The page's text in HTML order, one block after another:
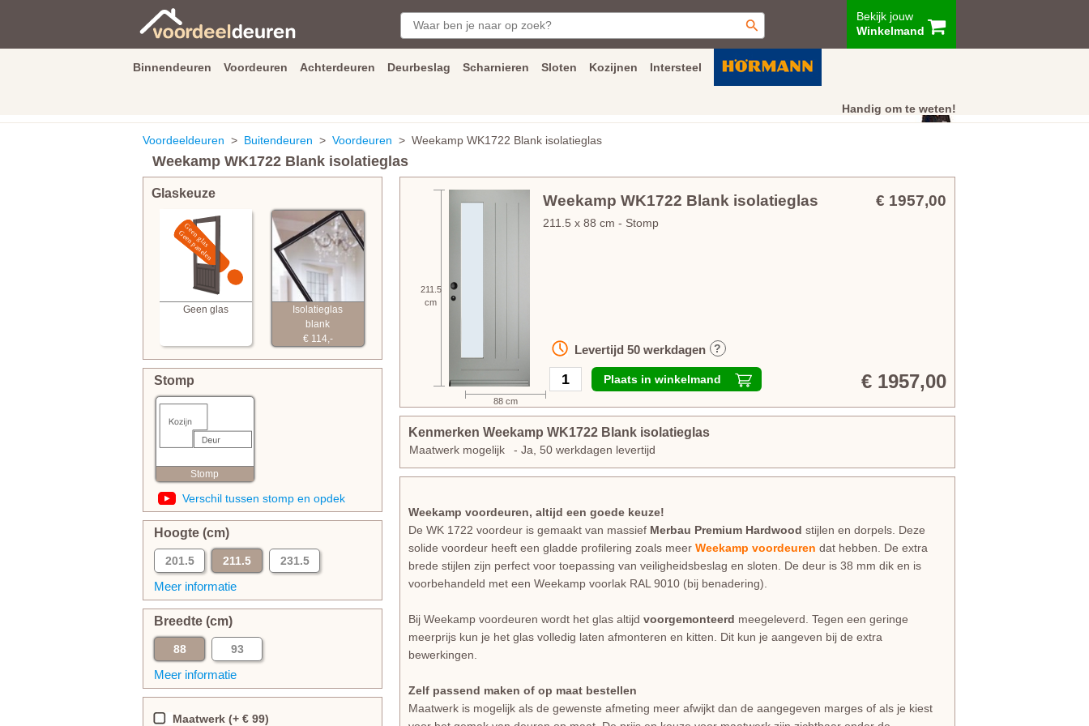
Bekijk jouw
Winkelmand
Binnendeuren Voordeuren Achterdeuren Deurbeslag Scharnieren Sloten Kozijnen Intersteel
Handig om te weten!
Klantenservice
Voordeeldeuren > Buitendeuren > Voordeuren > Weekamp WK1722 Blank isolatieglas
Weekamp WK1722 Blank isolatieglas
Glaskeuze
Geen glas
Isolatieglas
blank
€ 114,-
Stomp
Stomp
Verschil tussen stomp en opdek
Hoogte (cm)
201.5 211.5
231.5
Meer informatie
Breedte (cm)
88
93
Meer informatie
Maatwerk (+ € 99)
211.5
cm
Weekamp WK1722 Blank isolatieglas € 1957,00
211.5 x 88 cm - Stomp
Plaats in winkelmand
Levertijd 50werkdagen ?
€ 1957,00
88 cm
Kenmerken Weekamp WK1722 Blank isolatieglas
Maatwerk mogelijk - Ja, 50 werkdagen levertijd
Weekamp voordeuren, altijd een goede keuze!
De WK 1722 voordeur is gemaakt van massief Merbau Premium Hardwood stijlen en dorpels. Deze
solide voordeur heeft een gladde profilering zoals meer Weekamp voordeuren dat hebben. De extra
brede stijlen zijn perfect voor toepassing van veiligheidsbeslag en sloten. De deur is 38 mm dik en is
voorbehandeld met een Weekamp voorlak RAL 9010 (bij benadering).
Bij Weekamp voordeuren wordt het glas altijd voorgemonteerd meegeleverd. Tegen een geringe
meerprijs kun je het glas volledig laten afmonteren en kitten. Dit kun je aangeven bij de extra
bewerkingen.
Zelf passend maken of op maat bestellen
Maatwerk is mogelijk als de gewenste afmeting meer afwijkt dan de aangegeven marges of als je kiest